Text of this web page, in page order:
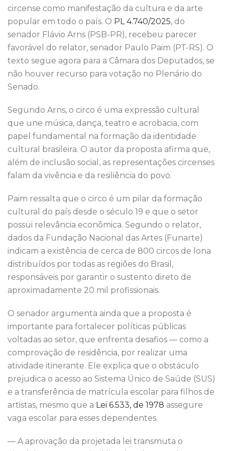
o
o
k
n p
p
circense como manifestação da cultura e da arte
popular em todo o país. O PL 4.740/2025, do
senador Flávio Arns (PSB-PR), recebeu parecer
favorável do relator, senador Paulo Paim (PT-RS). O
texto segue agora para a Câmara dos Deputados, se
não houver recurso para votação no Plenário do
Senado.
Segundo Arns, o circo é uma expressão cultural
que une música, dança, teatro e acrobacia, com
papel fundamental na formação da identidade
cultural brasileira. O autor da proposta afirma que,
além de inclusão social, as representações circenses
falam da vivência e da resiliência do povo.
Paim ressalta que o circo é um pilar da formação
cultural do país desde o século 19 e que o setor
possui relevância econômica. Segundo o relator,
dados da Fundação Nacional das Artes (Funarte)
indicam a existência de cerca de 800 circos de lona
distribuídos por todas as regiões do Brasil,
responsáveis por garantir o sustento direto de
aproximadamente 20 mil profissionais.
O senador argumenta ainda que a proposta é
importante para fortalecer políticas públicas
voltadas ao setor, que enfrenta desafios — como a
comprovação de residência, por realizar uma
atividade itinerante. Ele explica que o obstáculo
prejudica o acesso ao Sistema Único de Saúde (SUS)
e a transferência de matrícula escolar para filhos de
artistas, mesmo que a Lei 6.533, de 1978 assegure
vaga escolar para esses dependentes.
— A aprovação da projetada lei transmuta o